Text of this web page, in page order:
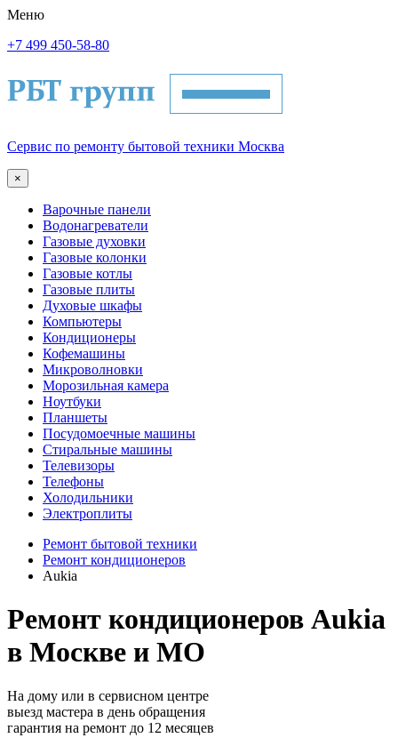
Меню
+7 499 450-58-80
Сервис по ремонту бытовой техники Москва
×
Варочные панели
Водонагреватели
Газовые духовки
Газовые колонки
Газовые котлы
Газовые плиты
Духовые шкафы
Компьютеры
Кондиционеры
Кофемашины
Микроволновки
Морозильная камера
Ноутбуки
Планшеты
Посудомоечные машины
Стиральные машины
Телевизоры
Телефоны
Холодильники
Электроплиты
Ремонт бытовой техники
Ремонт кондиционеров
Aukia
Ремонт кондиционеров Aukia
в Москве и МО
На дому или в сервисном центре
выезд мастера в день обращения
гарантия на ремонт до 12 месяцев